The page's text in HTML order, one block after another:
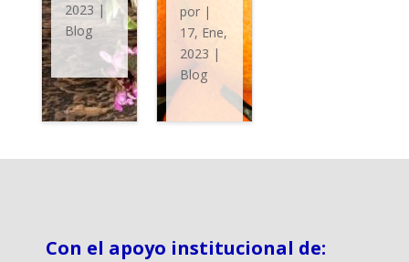
2023 |
Blog
por |
17, Ene,
2023 |
Blog
Con el apoyo institucional de: